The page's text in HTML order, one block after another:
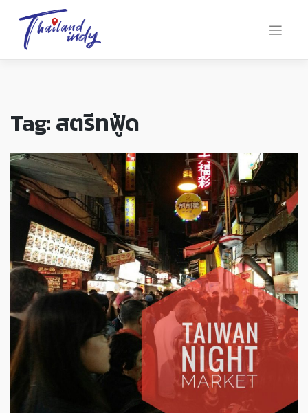
Tag:สตรีทฟู้ด